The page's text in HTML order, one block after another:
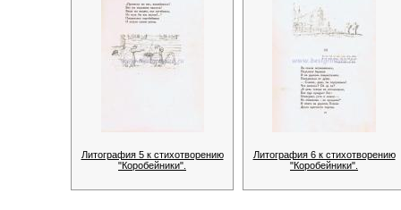
Литография 5 к стихотворению
"Коробейники".
Литография 6 к стихотворению
"Коробейники".